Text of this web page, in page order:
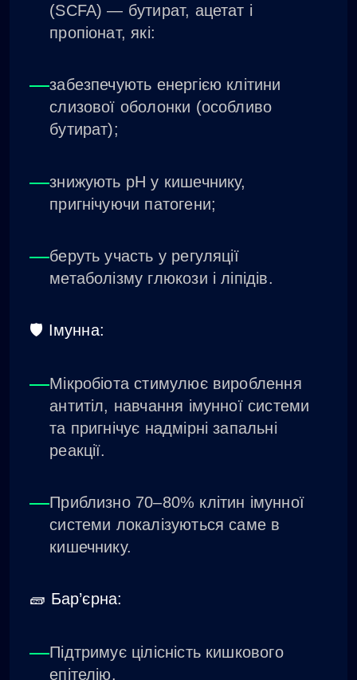
(SCFA) — бутират, ацетат і
пропіонат, які:
забезпечують енергією клітини
слизової оболонки (особливо
бутират);
знижують pH у кишечнику,
пригнічуючи патогени;
беруть участь у регуляції
метаболізму глюкози і ліпідів.
🛡️ Імунна:
Мікробіота стимулює вироблення
антитіл, навчання імунної системи
та пригнічує надмірні запальні
реакції.
Приблизно 70–80% клітин імунної
системи локалізуються саме в
кишечнику.
🧱 Бар’єрна:
Підтримує цілісність кишкового
епітелію.